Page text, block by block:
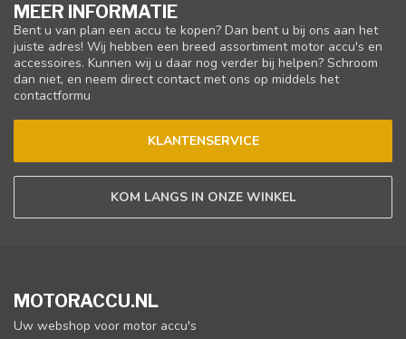
MEER INFORMATIE
Bent u van plan een accu te kopen? Dan bent u bij ons aan het
juiste adres! Wij hebben een breed assortiment motor accu's en
accessoires. Kunnen wij u daar nog verder bij helpen? Schroom
dan niet, en neem direct contact met ons op middels het
contactformu
KLANTENSERVICE
KOM LANGS IN ONZE WINKEL
MOTORACCU.NL
Uw webshop voor motor accu's